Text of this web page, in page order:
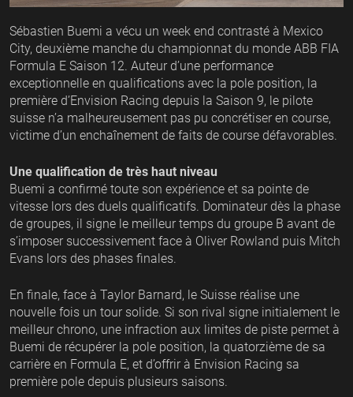
Sébastien Buemi a vécu un week end contrasté à Mexico
City, deuxième manche du championnat du monde ABB FIA
Formula E Saison 12. Auteur d’une performance
exceptionnelle en qualifications avec la pole position, la
première d’Envision Racing depuis la Saison 9, le pilote
suisse n’a malheureusement pas pu concrétiser en course,
victime d’un enchaînement de faits de course défavorables.
Une qualification de très haut niveau
Buemi a confirmé toute son expérience et sa pointe de
vitesse lors des duels qualificatifs. Dominateur dès la phase
de groupes, il signe le meilleur temps du groupe B avant de
s’imposer successivement face à Oliver Rowland puis Mitch
Evans lors des phases finales.
En finale, face à Taylor Barnard, le Suisse réalise une
nouvelle fois un tour solide. Si son rival signe initialement le
meilleur chrono, une infraction aux limites de piste permet à
Buemi de récupérer la pole position, la quatorzième de sa
carrière en Formula E, et d’offrir à Envision Racing sa
première pole depuis plusieurs saisons.